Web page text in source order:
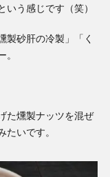
う感じです（笑）
製砂肝の冷製」「く
た燻製ナッツを混ぜ
いです。